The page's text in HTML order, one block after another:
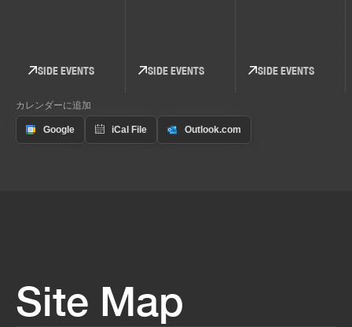
SIDE EVENTS SIDE EVENTS SIDE EVENTS
カレンダーに追加
Site Map